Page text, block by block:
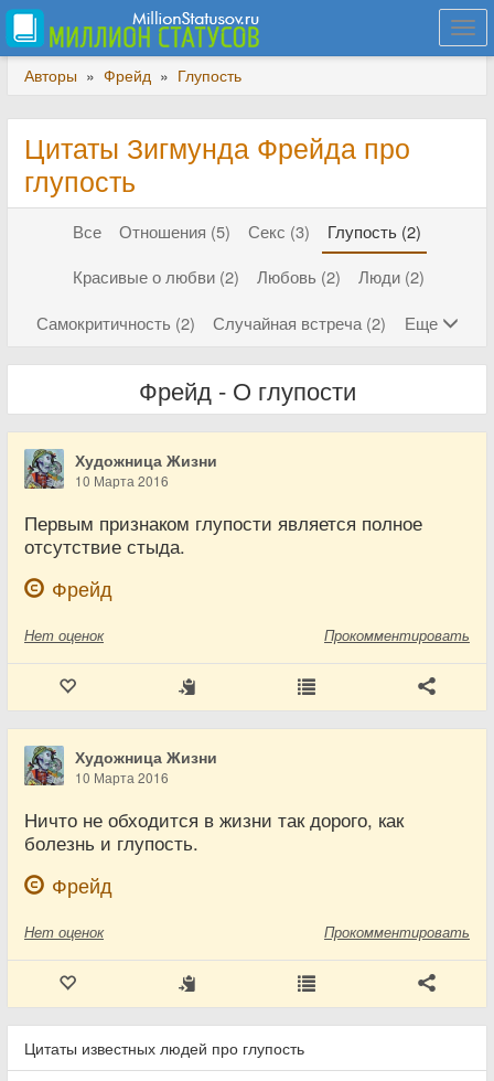
Авторы » Фрейд » Глупость
Цитаты Зигмунда Фрейда про
глупость
Все Отношения (5) Секс (3)
Глупость (2)
Красивые о любви (2)
Любовь (2)
Люди (2)
Самокритичность (2)
Случайная встреча (2) Еще
Фрейд - О глупости
Художница Жизни
10 Марта 2016
Первым признаком глупости является полное
отсутствие стыда.
Фрейд
Нет оценок Прокомментировать
Художница Жизни
10 Марта 2016
Ничто не обходится в жизни так дорого, как
болезнь и глупость.
Фрейд
Нет оценок Прокомментировать
Цитаты известных людей про глупость